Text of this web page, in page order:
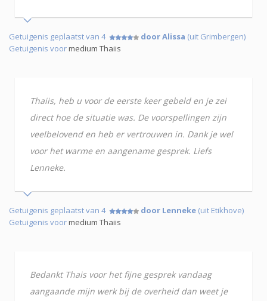
Getuigenis geplaatst van 4 door Alissa (uit Grimbergen)
Getuigenis voormedium Thaiis
Thaiis, heb u voor de eerste keer gebeld en je zei
direct hoe de situatie was. De voorspellingen zijn
veelbelovend en heb er vertrouwen in. Dank je wel
voor het warme en aangename gesprek. Liefs
Lenneke.
Getuigenis geplaatst van 4 door Lenneke (uit Etikhove)
Getuigenis voormedium Thaiis
Bedankt Thais voor het fijne gesprek vandaag
aangaande mijn werk bij de overheid dan weet je